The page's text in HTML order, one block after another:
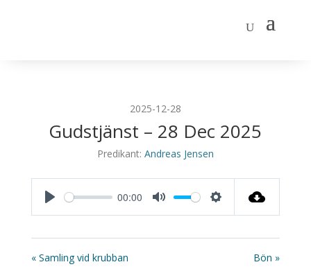
2025-12-28
Gudstjänst – 28 Dec 2025
Predikant: Andreas Jensen
00:00
« Samling vid krubban Bön »